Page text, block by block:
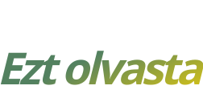
Ezt